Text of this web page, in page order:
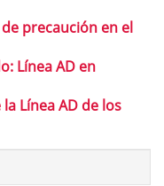
precaución en el
Línea AD en
Línea AD de los